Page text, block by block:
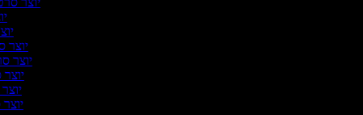
יוצר
יוצר
יוצר
יוצר